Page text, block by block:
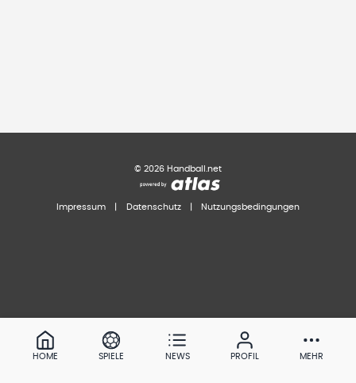
© 2026 Handball.net
Impressum Datenschutz Nutzungsbedingungen
HOME SPIELE NEWS PROFIL MEHR